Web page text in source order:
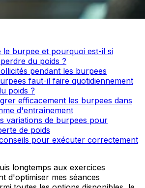
le burpee et pourquoi est-il si
du poids ?
pendant les burpees
faut-il faire quotidiennement
poids ?
efficacement les burpees dans
d'entraînement
variations de burpees pour
de poids
pour exécuter correctement
longtemps aux exercices
d'optimiser mes séances